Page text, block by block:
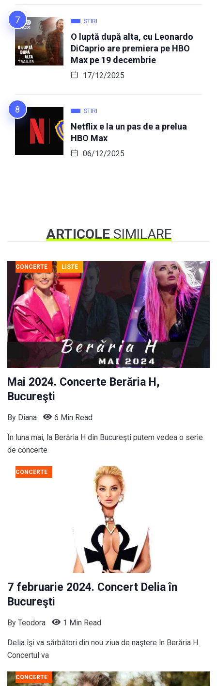
STIRI
O luptă după alta, cu Leonardo
DiCaprio are premiera pe HBO
Max pe 19 decembrie
17/12/2025
STIRI
Netflix e la un pas de a prelua
HBO Max
06/12/2025
ARTICOLESIMILARE
CONCERTE LISTE
Mai 2024. Concerte Berăria H,
Bucureşti
By Diana 6 Min Read
În luna mai, la Berăria H din Bucureşti putem vedea o serie
de concerte
CONCERTE
7 februarie 2024. Concert Delia în
Bucureşti
By Teodora 1 Min Read
Delia îşi va sărbători din nou ziua de naştere în Berăria H.
Concertul va
CONCERTE